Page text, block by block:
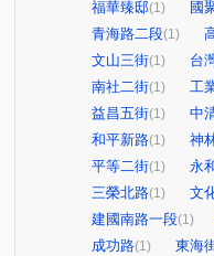
福華臻邸(1) 國
青海路二段(1)
文山三街(1) 台
南社二街(1) 工
益昌五街(1) 中
和平新路(1) 神
平等二街(1) 永
三榮北路(1) 文
建國南路一段(1)
成功路(1) 東海